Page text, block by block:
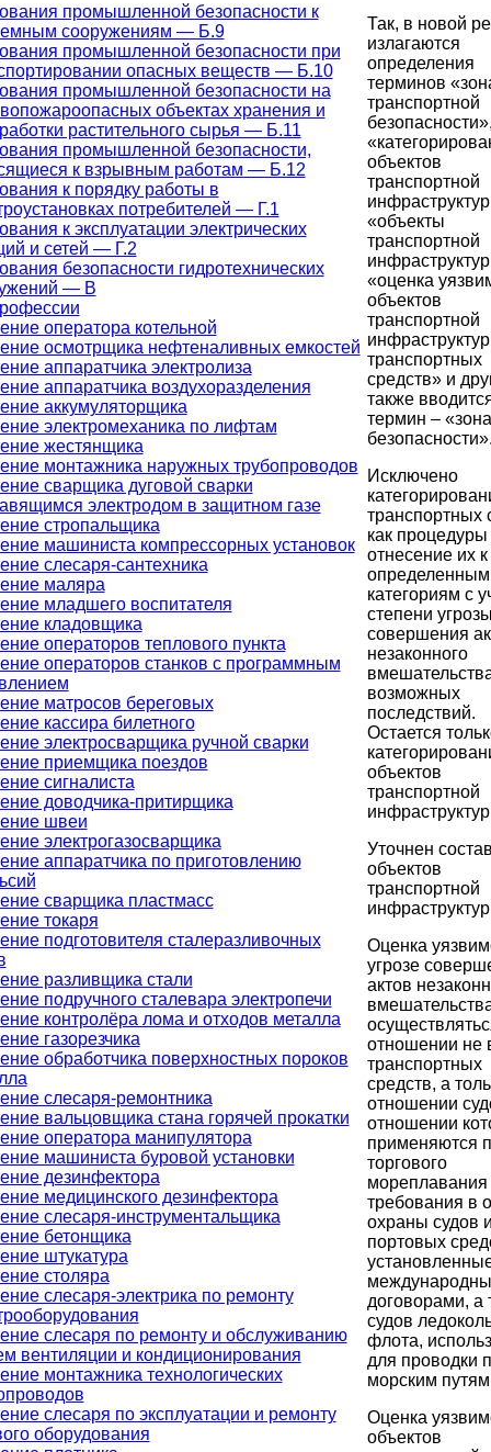
промышленной безопасности к
сооружениям — Б.9
промышленной безопасности при
опасных веществ — Б.10
промышленной безопасности на
объектах хранения и
растительного сырья — Б.11
промышленной безопасности,
к взрывным работам — Б.12
к порядку работы в
потребителей — Г.1
к эксплуатации электрических
и сетей — Г.2
безопасности гидротехнических
— В
оператора котельной
осмотрщика нефтеналивных емкостей
аппаратчика электролиза
аппаратчика воздухоразделения
аккумуляторщика
электромеханика по лифтам
жестянщика
монтажника наружных трубопроводов
сварщика дуговой сварки
электродом в защитном газе
стропальщика
машиниста компрессорных установок
слесаря-сантехника
маляра
младшего воспитателя
кладовщика
операторов теплового пункта
операторов станков с программным
матросов береговых
кассира билетного
электросварщика ручной сварки
приемщика поездов
сигналиста
доводчика-притирщика
швеи
электрогазосварщика
аппаратчика по приготовлению
сварщика пластмасс
токаря
подготовителя сталеразливочных
разливщика стали
подручного сталевара электропечи
контролёра лома и отходов металла
газорезчика
обработчика поверхностных пороков
слесаря-ремонтника
вальцовщика стана горячей прокатки
оператора манипулятора
машиниста буровой установки
дезинфектора
медицинского дезинфектора
слесаря-инструментальщика
бетонщика
штукатура
столяра
слесаря-электрика по ремонту
слесаря по ремонту и обслуживанию
вентиляции и кондиционирования
монтажника технологических
слесаря по эксплуатации и ремонту
оборудования
Так, в новой
излагаются
определения
терминов
транспортной
объектов
транспортной
«объекты
транспортной
«оценка
объектов
транспортной
транспортных
средств» и
также
термин – «зона
Исключено
транспортных
как процедуры
отнесение их к
определенным
категориям с
степени
совершения
незаконного
возможных
последствий.
Остается
объектов
транспортной
Уточнен
объектов
транспортной
Оценка
угрозе
актов
отношении не
транспортных
средств, а
отношении
отношении
применяются
торгового
мореплавания
требования в
охраны судов
портовых
договорами, а
судов
флота,
для проводки
морским
Оценка
объектов